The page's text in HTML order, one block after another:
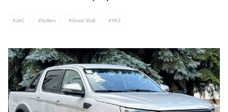
# JAC #Sollers #Great Wall #УАЗ